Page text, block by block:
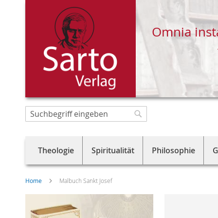
Direkt
zum
Omnia
Suche
Theologie Spiritualität Philosophie
Home Malbuch Sankt Josef